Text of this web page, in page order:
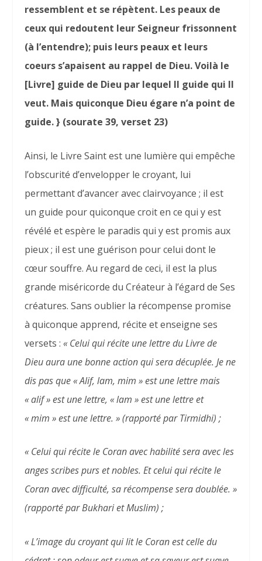
ressemblent et se répètent. Les peaux de
ceux qui redoutent leur Seigneur frissonnent
(à l’entendre); puis leurs peaux et leurs
coeurs s’apaisent au rappel de Dieu. Voilà le
[Livre] guide de Dieu par lequel Il guide qui Il
veut. Mais quiconque Dieu égare n’a point de
guide. } (sourate 39, verset 23)
Ainsi, le Livre Saint est une lumière qui empêche
l’obscurité d’envelopper le croyant, lui
permettant d’avancer avec clairvoyance ; il est
un guide pour quiconque croit en ce qui y est
révélé et espère le paradis qui y est promis aux
pieux ; il est une guérison pour celui dont le
cœur souffre. Au regard de ceci, il est la plus
grande miséricorde du Créateur à l’égard de Ses
créatures. Sans oublier la récompense promise
à quiconque apprend, récite et enseigne ses
versets :« Celui qui récite une lettre du Livre de
Dieu aura une bonne action qui sera décuplée. Je ne
dis pas que « Alif, lam, mim » est une lettre mais
« alif » est une lettre, « lam » est une lettre et
« mim » est une lettre. »(rapporté par Tirmidhi) ;
« Celui qui récite le Coran avec habilité sera avec les
anges scribes purs et nobles. Et celui qui récite le
Coran avec difficulté, sa récompense sera doublée. »
(rapporté par Bukhari et Muslim) ;
« L’image du croyant qui lit le Coran est celle du